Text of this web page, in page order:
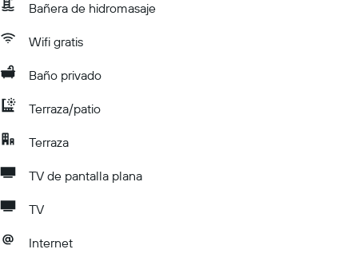
Bañera de hidromasaje
Wifi gratis
Baño privado
Terraza/patio
Terraza
TV de pantalla plana
TV
Internet